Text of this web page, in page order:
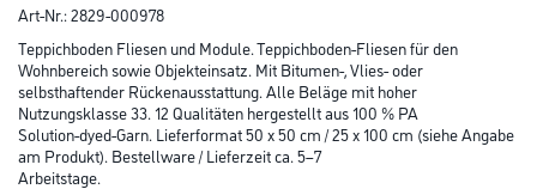
Art-Nr.:2829-000978
Teppichboden Fliesen und Module. Teppichboden-Fliesen für den
Wohnbereich sowie Objekteinsatz. Mit Bitumen-, Vlies- oder
selbsthaftender Rückenausstattung. Alle Beläge mit hoher
Nutzungsklasse 33. 12 Qualitäten hergestellt aus 100 % PA
Solution-dyed-Garn. Lieferformat 50 x 50 cm / 25 x 100 cm (siehe Angabe
am Produkt). Bestellware / Lieferzeit ca. 5–7
Arbeitstage.